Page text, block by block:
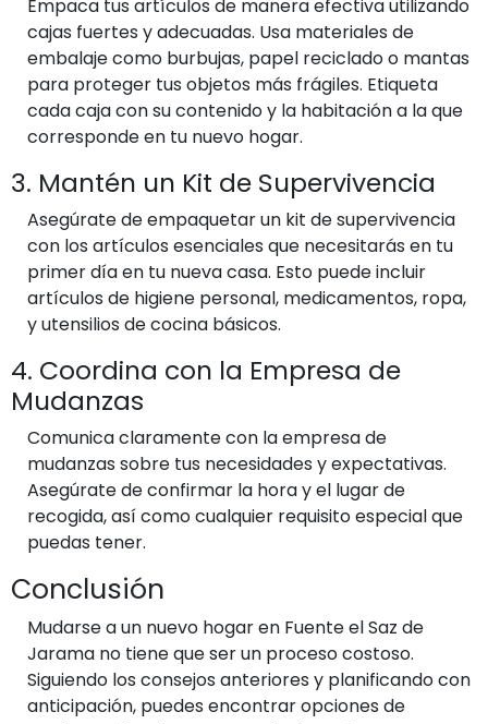
Empaca tus artículos de manera efectiva utilizando
cajas fuertes y adecuadas. Usa materiales de
embalaje como burbujas, papel reciclado o mantas
para proteger tus objetos más frágiles. Etiqueta
cada caja con su contenido y la habitación a la que
corresponde en tu nuevo hogar.
3. Mantén un Kit de Supervivencia
Asegúrate de empaquetar un kit de supervivencia
con los artículos esenciales que necesitarás en tu
primer día en tu nueva casa. Esto puede incluir
artículos de higiene personal, medicamentos, ropa,
y utensilios de cocina básicos.
4. Coordina con la Empresa de
Mudanzas
Comunica claramente con la empresa de
mudanzas sobre tus necesidades y expectativas.
Asegúrate de confirmar la hora y el lugar de
recogida, así como cualquier requisito especial que
puedas tener.
Conclusión
Mudarse a un nuevo hogar en Fuente el Saz de
Jarama no tiene que ser un proceso costoso.
Siguiendo los consejos anteriores y planificando con
anticipación, puedes encontrar opciones de